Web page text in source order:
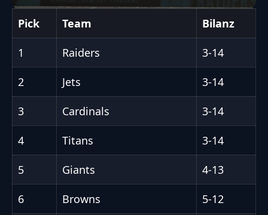
Pick Team Bilanz
1 Raiders 3-14
2 Jets 3-14
3 Cardinals 3-14
4 Titans 3-14
5 Giants 4-13
6 Browns 5-12